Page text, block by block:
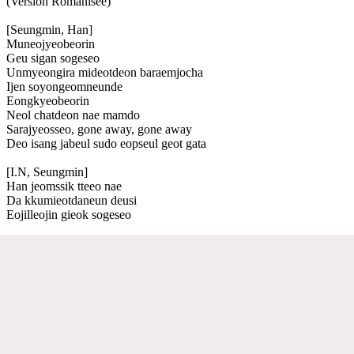
[Seungmin, Han]
Muneojyeobeorin
Geu sigan sogeseo
Unmyeongira mideotdeon baraemjocha
Ijen soyongeomneunde
Eongkyeobeorin
Neol chatdeon nae mamdo
Sarajyeosseo, gone away, gone away
Deo isang jabeul sudo eopseul geot gata
[I.N, Seungmin]
Han jeomssik tteeo nae
Da kkumieotdaneun deusi
Eojilleojin gieok sogeseo